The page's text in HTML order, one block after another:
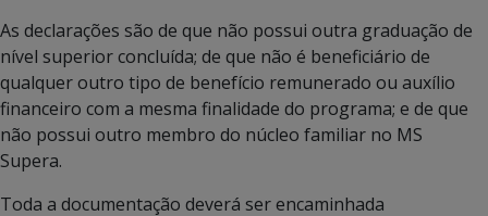
As declarações são de que não possui outra graduação de
nível superior concluída; de que não é beneficiário de
qualquer outro tipo de benefício remunerado ou auxílio
financeiro com a mesma finalidade do programa; e de que
não possui outro membro do núcleo familiar no MS
Supera.
Toda a documentação deverá ser encaminhada